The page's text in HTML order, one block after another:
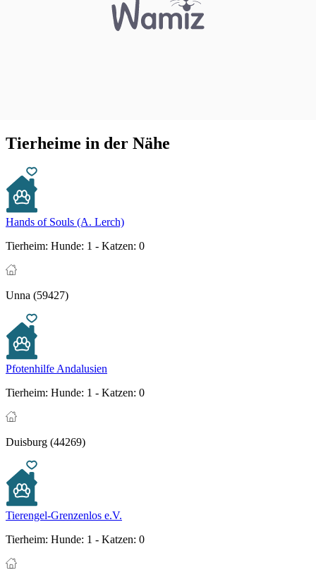
Tierheime in der Nähe
Hands of Souls (A. Lerch)
Tierheim: Hunde: 1 - Katzen: 0
Unna (59427)
Pfotenhilfe Andalusien
Tierheim: Hunde: 1 - Katzen: 0
Duisburg (44269)
Tierengel-Grenzenlos e.V.
Tierheim: Hunde: 1 - Katzen: 0